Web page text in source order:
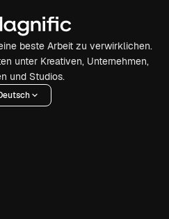
beste Arbeit zu verwirklichen.
unter Kreativen, Unternehmen,
und Studios.